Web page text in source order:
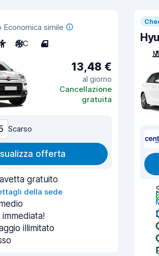
Economica simile
A/C 4
13,48 €
al giorno
Cancellazione
gratuita
Scarso
offerta
gratuito
della sede
illimitato